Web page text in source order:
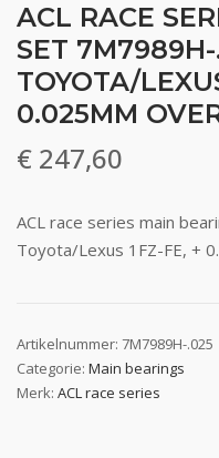
ACL RACE
SET
TOYOTA/
0.025MM
€ 247,60
ACL race series main
Toyota/Lexus 1FZ-FE, +
Artikelnummer: 7M7989H-.025
Categorie: Main bearings
Merk: ACL race series